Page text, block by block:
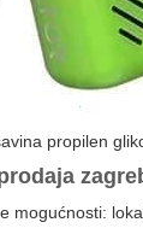
propilen
mogućnosti: